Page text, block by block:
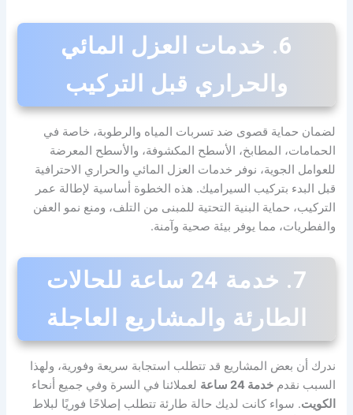
6. خدمات العزل المائي
والحراري قبل التركيب
لضمان حماية قصوى ضد تسربات المياه والرطوبة، خاصة في
الحمامات، المطابخ، الأسطح المكشوفة، والأسطح المعرضة
للعوامل الجوية، نوفر خدمات العزل المائي والحراري الاحترافية
قبل البدء بتركيب السيراميك. هذه الخطوة أساسية لإطالة عمر
التركيب، حماية البنية التحتية للمبنى من التلف، ومنع نمو العفن
والفطريات، مما يوفر بيئة صحية وآمنة.
7. خدمة 24 ساعة للحالات
الطارئة والمشاريع العاجلة
ندرك أن بعض المشاريع قد تتطلب استجابة سريعة وفورية، ولهذا
السبب نقدمخدمة 24 ساعة
لعملائنا في السرة وفي جميع أنحاء
الكويت. سواء كانت لديك حالة طارئة تتطلب إصلاحًا فوريًا لبلاط